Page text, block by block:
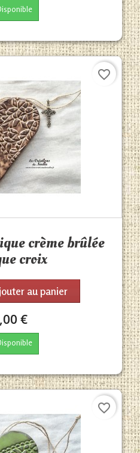
crème brûlée
croix
au panier
€
favorite_border
favorite_border